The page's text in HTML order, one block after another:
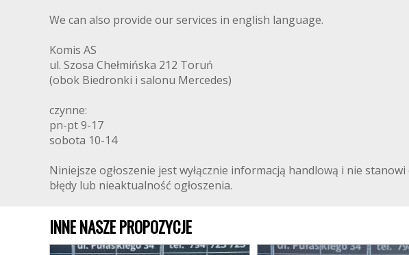
We can also provide our services in english language.
Komis AS
ul. Szosa Chełmińska 212 Toruń
(obok Biedronki i salonu Mercedes)
czynne:
pn-pt 9-17
sobota 10-14
Niniejsze ogłoszenie jest wyłącznie informacją handlową i nie
błędy lub nieaktualność ogłoszenia.
INNE NASZE PROPOZYCJE